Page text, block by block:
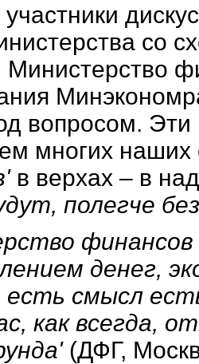
со
вопросом.
многих наших
в верхах – в
полегче
денег,
есть смысл
как всегда,
(ДФГ,